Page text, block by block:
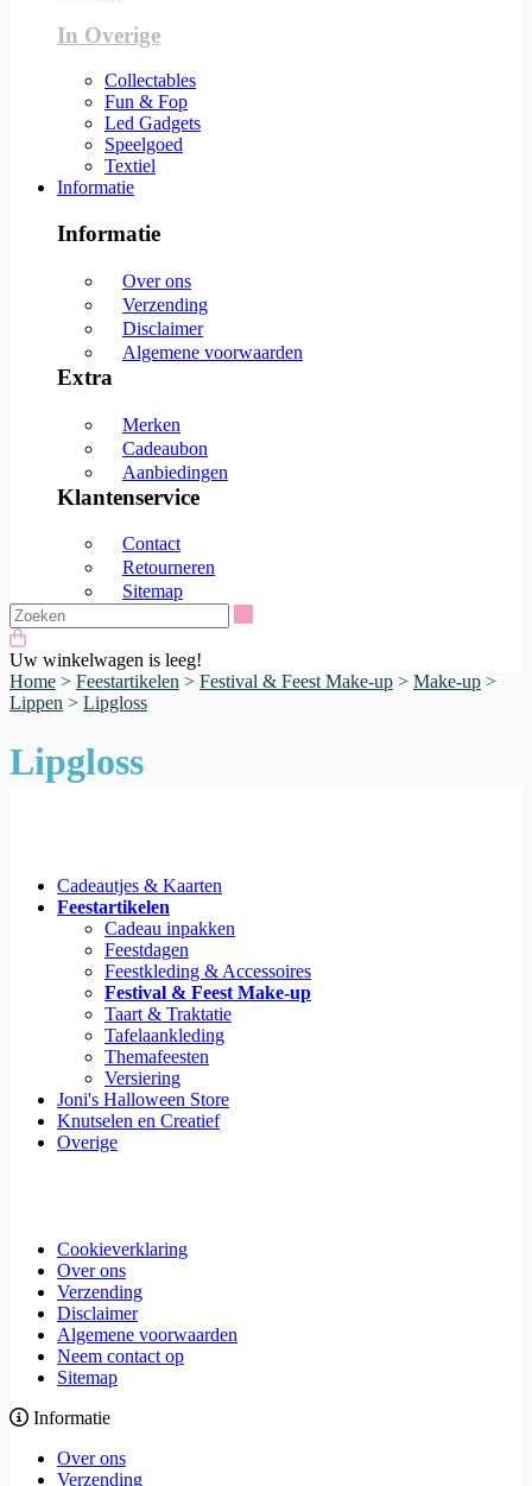
In Overige
Collectables
Fun & Fop
Led Gadgets
Speelgoed
Textiel
Informatie
Informatie
Over ons
Verzending
Disclaimer
Algemene voorwaarden
Extra
Merken
Cadeaubon
Aanbiedingen
Klantenservice
Contact
Retourneren
Sitemap
Uw winkelwagen is leeg!
Home > Feestartikelen > Festival & Feest Make-up > Make-up >
Lippen > Lipgloss
Lipgloss
Cadeautjes & Kaarten
Feestartikelen
Cadeau inpakken
Feestdagen
Feestkleding & Accessoires
Festival & Feest Make-up
Taart & Traktatie
Tafelaankleding
Themafeesten
Versiering
Joni's Halloween Store
Knutselen en Creatief
Overige
Cookieverklaring
Over ons
Verzending
Disclaimer
Algemene voorwaarden
Neem contact op
Sitemap
Informatie
Over ons
Verzending